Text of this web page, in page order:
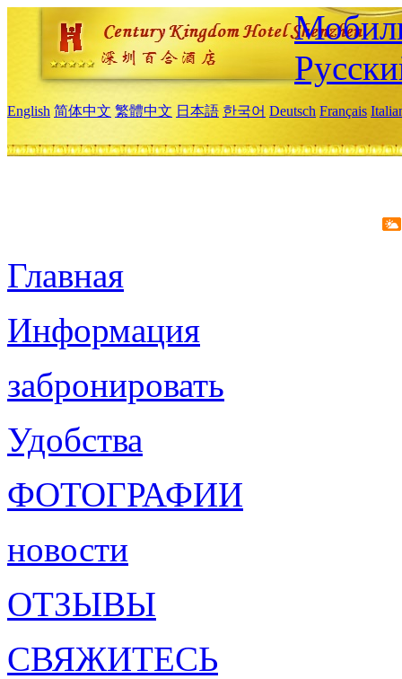
English 简体中文 繁體中文 日本語 한국어 Deutsch Français
Главная
Информация
забронировать
Удобства
ФОТОГРАФИИ
новости
ОТЗЫВЫ
СВЯЖИТЕСЬ